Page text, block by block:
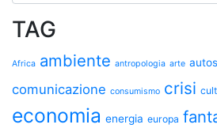
TAG
Africa ambiente antropologia arte
comunicazione consumismo crisi
economia energia europa